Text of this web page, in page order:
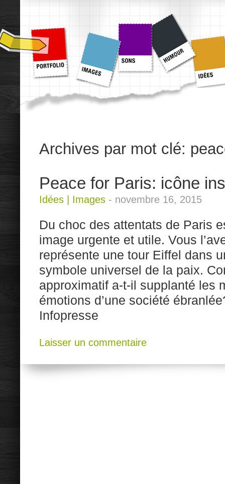
Archives par mot clé:
Peace for Paris: icône
Idées Images - novembre 16, 2015
Du choc des attentats de Paris
image urgente et utile. Vous
représente une tour Eiffel dans
symbole universel de la paix.
approximatif a-t-il supplanté les
émotions d’une société
Infopresse
Laisser un commentaire